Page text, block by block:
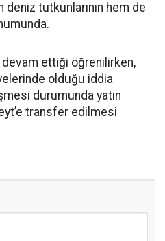
deniz tutkunlarının hem de
ettiği öğrenilirken,
olduğu iddia
durumunda yatın
transfer edilmesi